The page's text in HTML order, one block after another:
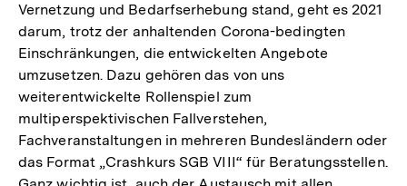
Vernetzung und Bedarfserhebung stand, geht es 2021
darum, trotz der anhaltenden Corona-bedingten
Einschränkungen, die entwickelten Angebote
umzusetzen. Dazu gehören das von uns
weiterentwickelte Rollenspiel zum
multiperspektivischen Fallverstehen,
Fachveranstaltungen in mehreren Bundesländern oder
das Format „Crashkurs SGB VIII“ für Beratungsstellen.